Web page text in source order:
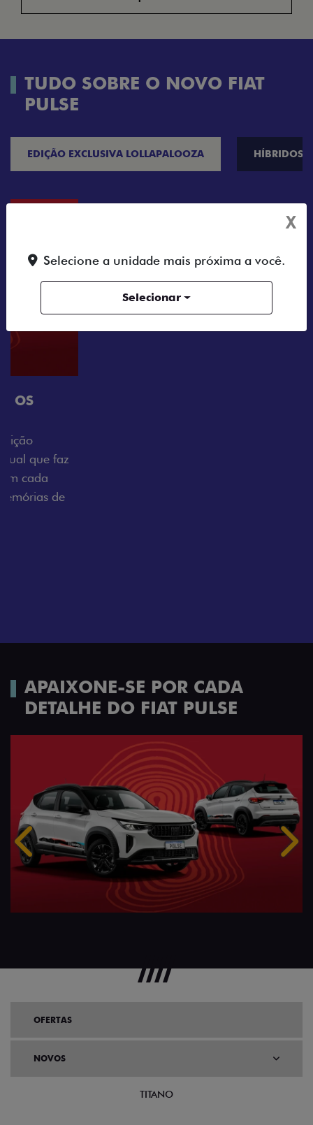
TUDO SOBRE O NOVO FIAT
PULSE
EDIÇÃO EXCLUSIVA LOLLAPALOOZA HÍBRIDOS
VISUAL COM ENERGIA LOLLABR
festival: série numerada, adesivo lateral LollaBR e a
soleira temática que reforçam a exclusividade,
enquanto os detalhes escurecidos, o teto bicolor e as
rodas de liga-leve aro 16” em preto brilhante
APAIXONE-SE POR CADA
DETALHE DO FIAT PULSE
Anterior
OFERTAS
NOVOS
TITANO
X
Selecione a unidade mais próxima a você.
Selecionar